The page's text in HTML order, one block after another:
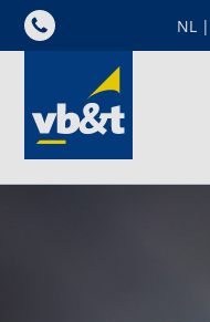
NL |